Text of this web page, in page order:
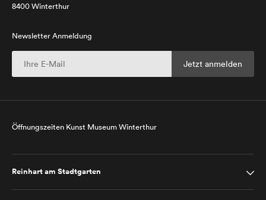
8400 Winterthur
Newsletter Anmeldung
Öffnungszeiten Kunst Museum Winterthur
Reinhart am Stadtgarten